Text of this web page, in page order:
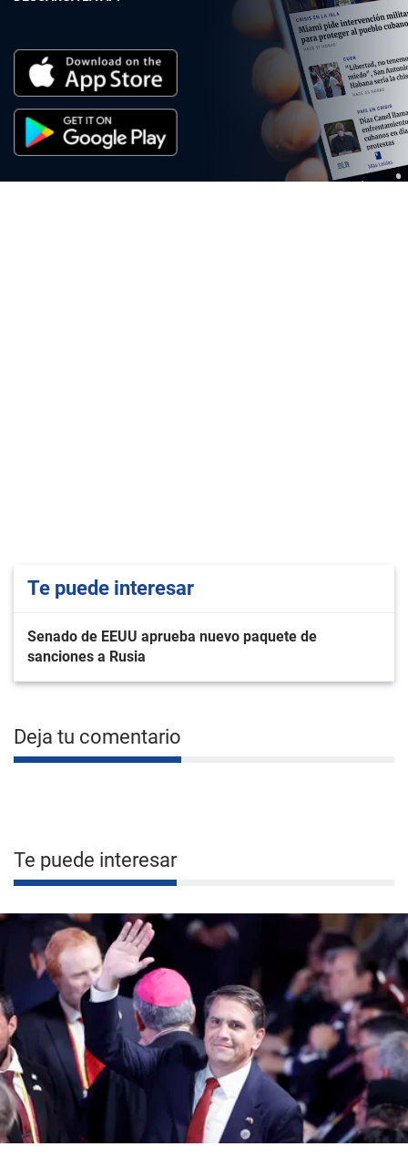
Te puede interesar
Senado de EEUU aprueba nuevo paquete de
sanciones a Rusia
Deja tu comentario
Te puede interesar